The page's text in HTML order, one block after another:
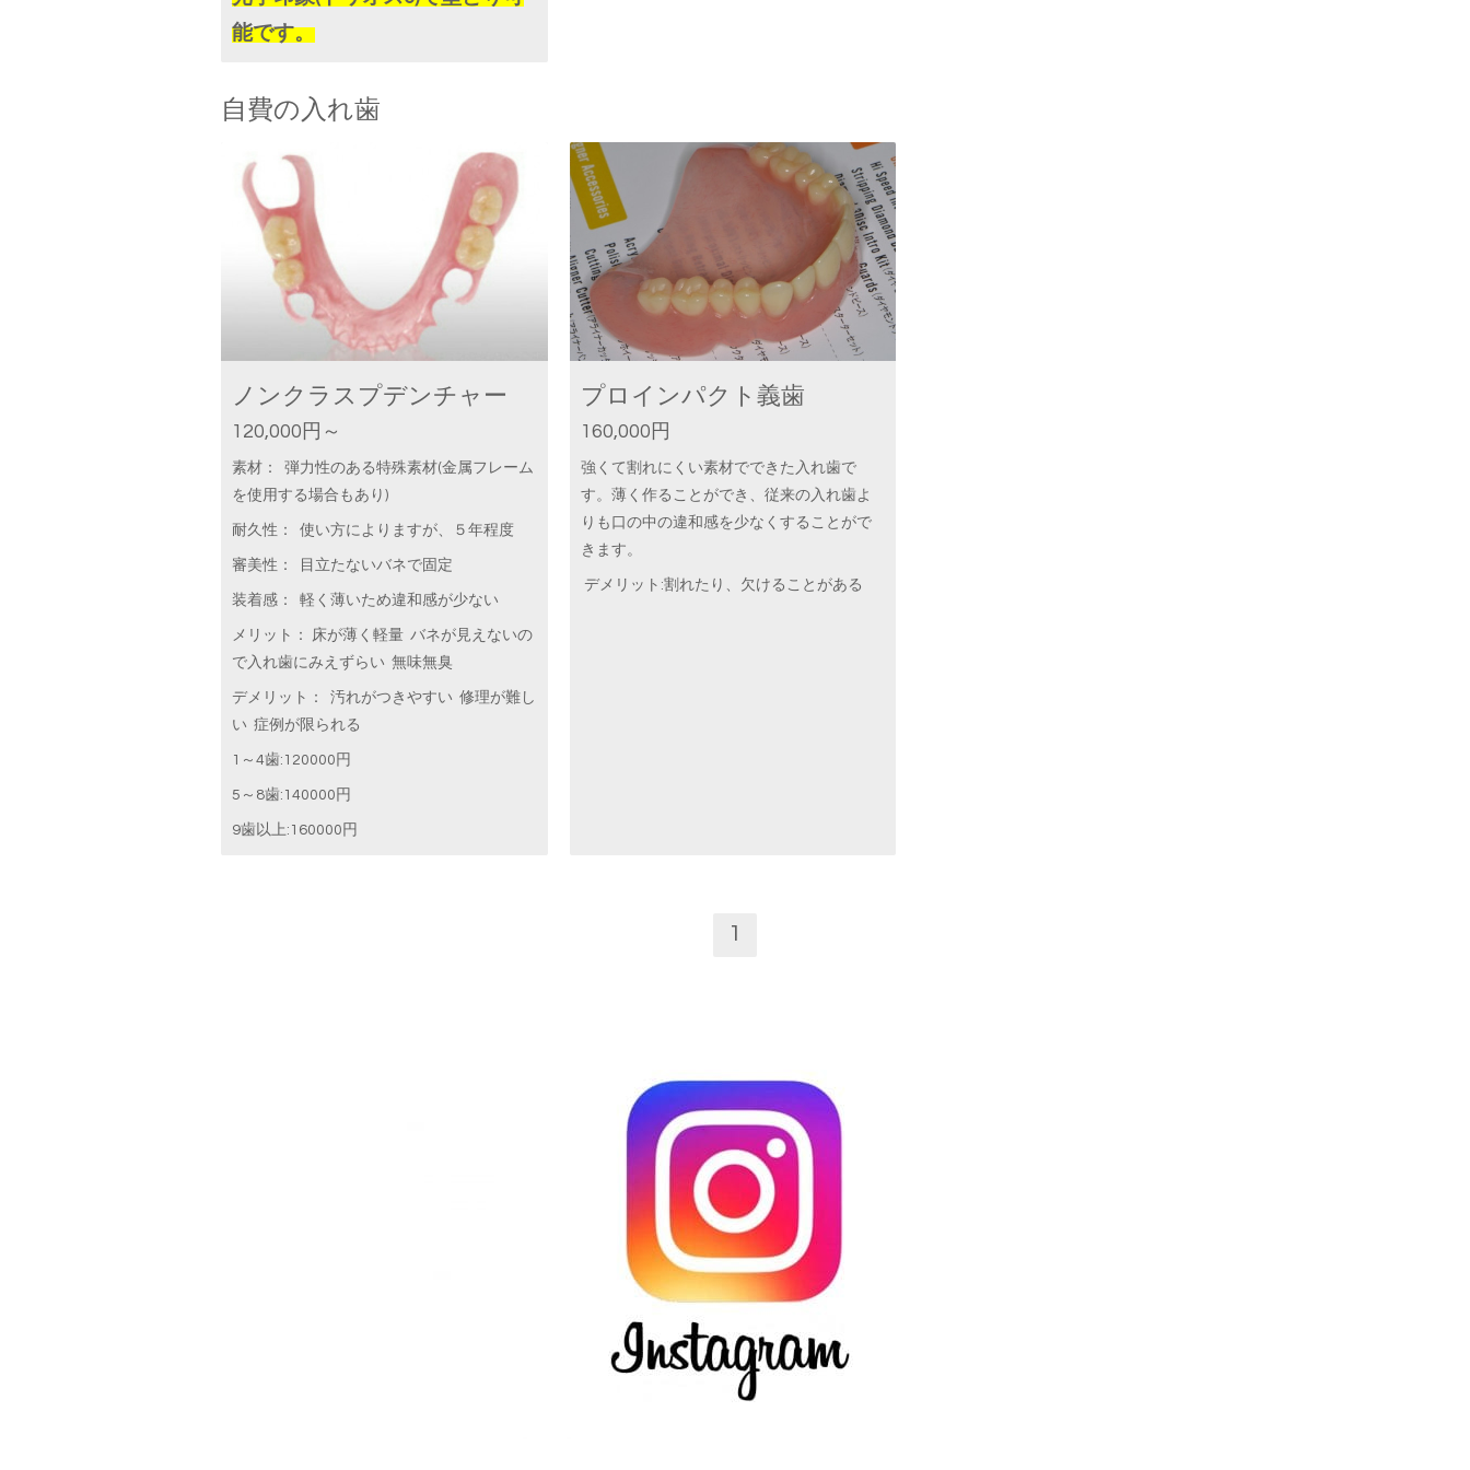
能です。
自費の入れ歯
ノンクラスプデンチャー
120,000円～
素材： 弾力性のある特殊素材(金属フレーム
を使用する場合もあり)
耐久性： 使い方によりますが、５年程度
審美性： 目立たないバネで固定
装着感： 軽く薄いため違和感が少ない
メリット： 床が薄く軽量 バネが見えないの
で入れ歯にみえずらい 無味無臭
デメリット： 汚れがつきやすい 修理が難し
い 症例が限られる
1～4歯:120000円
5～8歯:140000円
9歯以上:160000円
プロインパクト義歯
160,000円
強くて割れにくい素材でできた入れ歯で
す。薄く作ることができ、従来の入れ歯よ
りも口の中の違和感を少なくすることがで
きます。
デメリット:割れたり、欠けることがある
1